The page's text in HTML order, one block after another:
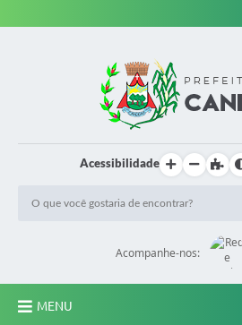
Acessibilidade
Acompanhe-nos:
MENU